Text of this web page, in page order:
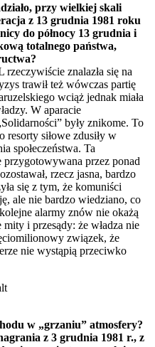
przy wielkiej skali
z 13 grudnia 1981 roku
do północy 13 grudnia i
totalnego państwa,
znalazła się na
trawił też wówczas partię
wciąż jednak miała
W aparacie
były znikome. To
resorty siłowe zdusiły w
społeczeństwa. Ta
przygotowywana przez ponad
rzecz jasna, bardzo
się z tym, że komuniści
ale nie bardzo wiedziano, co
alarmy znów nie okażą
i przesądy: że władza nie
związek, że
nie wystąpią przeciwko
w „grzaniu” atmosfery?
z 3 grudnia 1981 r., z